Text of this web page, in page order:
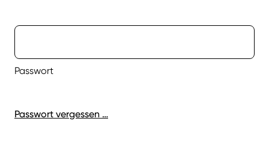
Passwort
Passwort vergessen …